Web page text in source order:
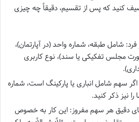
کنید که پس از تقسیم، دقیقاً چه چیزی
شامل طبقه، شماره واحد (در آپارتمان)،
مجلس تفکیکی یا سند)، نوع کاربری
سهم شامل انباری یا پارکینگ است، شماره
نیز ذکر کنید.
دقیق هر سهم مفروز: این کار به خصوص